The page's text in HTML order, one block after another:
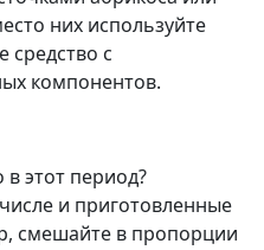
них используйте
с
компонентов.
этот период?
и приготовленные
смешайте в пропорции